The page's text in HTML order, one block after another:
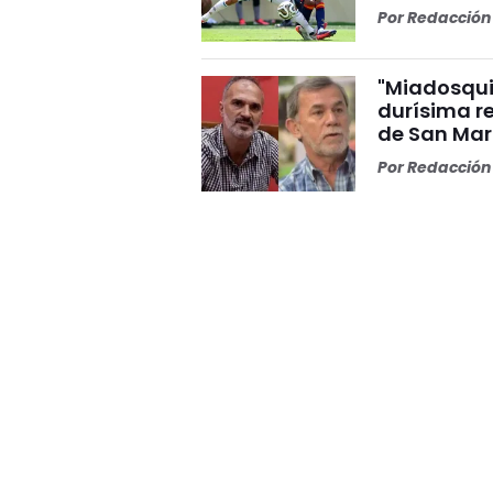
Por
durísima
de San
Por